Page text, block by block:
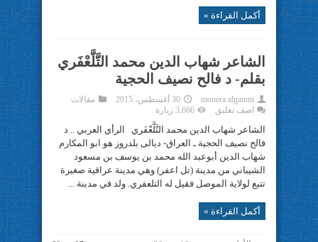
أكمل القراءة »
الشاعر شهاب الدين محمد التَّلَّعْفَري
بقلم- د فالح نصيف الحجية
monera alganmi 30 أغسطس، 2015
مقالات
اضف تعليق
3,666 زيارة
الشاعر شهاب الدين محمد التَّلَّعْفَري الرأي العربي .. د
فالح نصيف الحجية ـ العراق- ديالى بلدروز هو ابو المكارم
شهاب الدين أبوعبد الله محمد بن يوسف بن مسعود
الشيباني من مدينة (تل اعفر) وهي مدينة عراقية صغيرة
تتبع لولاية الموصل فقيل له التلعفري. ولد في مدينة ...
أكمل القراءة »